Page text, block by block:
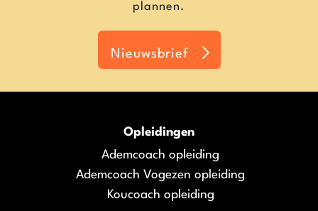
plannen.
Nieuwsbrief
Opleidingen
Ademcoach opleiding
Ademcoach Vogezen opleiding
Koucoach opleiding